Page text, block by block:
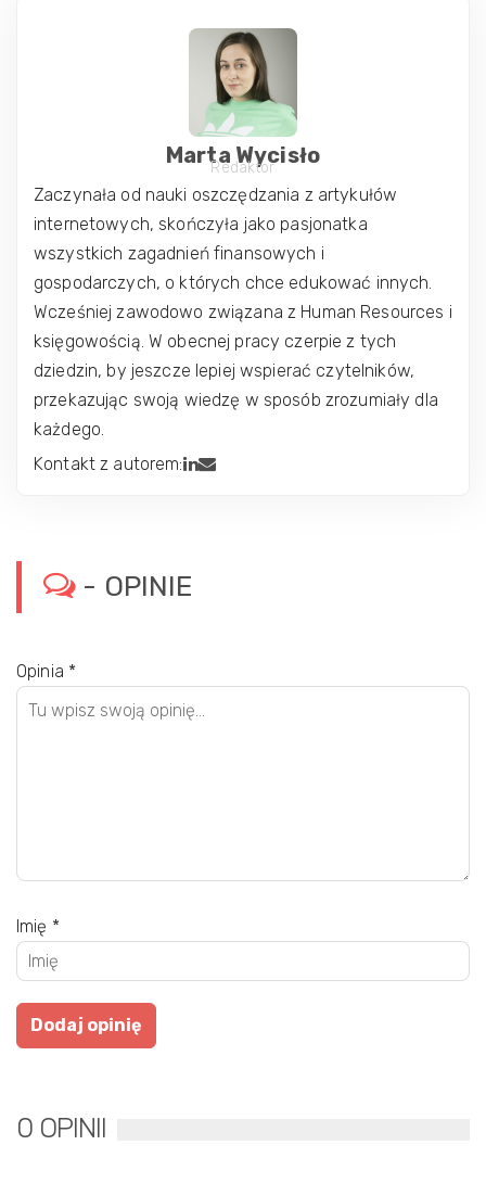
Marta Wycisło
Redaktor
Zaczynała od nauki oszczędzania z artykułów
internetowych, skończyła jako pasjonatka
wszystkich zagadnień finansowych i
gospodarczych, o których chce edukować innych.
Wcześniej zawodowo związana z Human Resources i
księgowością. W obecnej pracy czerpie z tych
dziedzin, by jeszcze lepiej wspierać czytelników,
przekazując swoją wiedzę w sposób zrozumiały dla
każdego.
Kontakt z autorem:
- OPINIE
Opinia *
Imię *
0 OPINII